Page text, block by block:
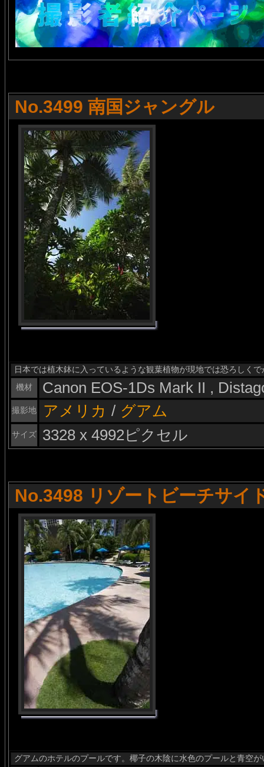
No.3499 南国ジャングル
日本では植木鉢に入っているような観葉植物が現地では恐ろしく
機材
Canon EOS-1Ds Mark II ,
撮影地 アメリカ / グアム
サイズ 3328 x 4992ピクセル
No.3498 リゾートビーチサイ
グアムのホテルのプールです。椰子の木陰に水色のプールと青空